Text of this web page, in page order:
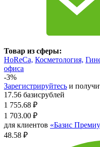
Товар из сферы:
HoReCa, Косметология,
офиса
-3%
Зарегистрируйтесь и
17.56 базисрублей
1 755.68 ₽
1 703.00 ₽
для клиентов «Базис
48.58 ₽